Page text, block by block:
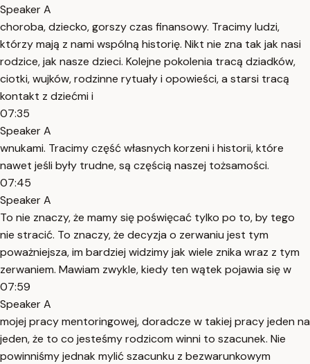
Speaker A
choroba, dziecko, gorszy czas finansowy. Tracimy ludzi,
którzy mają z nami wspólną historię. Nikt nie zna tak jak nasi
rodzice, jak nasze dzieci. Kolejne pokolenia tracą dziadków,
ciotki, wujków, rodzinne rytuały i opowieści, a starsi tracą
kontakt z dziećmi i
07:35
Speaker A
wnukami. Tracimy część własnych korzeni i historii, które
nawet jeśli były trudne, są częścią naszej tożsamości.
07:45
Speaker A
To nie znaczy, że mamy się poświęcać tylko po to, by tego
nie stracić. To znaczy, że decyzja o zerwaniu jest tym
poważniejsza, im bardziej widzimy jak wiele znika wraz z tym
zerwaniem. Mawiam zwykle, kiedy ten wątek pojawia się w
07:59
Speaker A
mojej pracy mentoringowej, doradcze w takiej pracy jeden na
jeden, że to co jesteśmy rodzicom winni to szacunek. Nie
powinniśmy jednak mylić szacunku z bezwarunkowym